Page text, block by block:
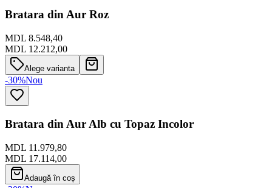
Bratara din Aur Roz
MDL 8.548,40
MDL 12.212,00
Alege varianta
-30%Nou
Bratara din Aur Alb cu Topaz Incolor
MDL 11.979,80
MDL 17.114,00
Adaugă în coș